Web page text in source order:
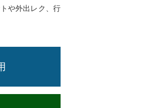
や外出レク、行